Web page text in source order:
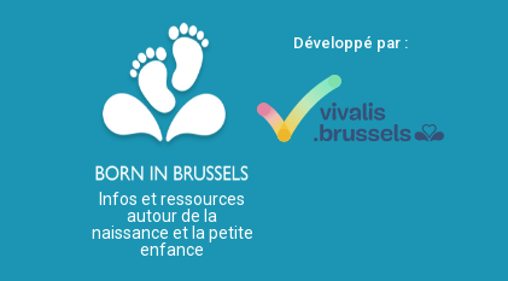
Infos et ressources
autour de la
naissance et la petite
enfance
Développé par :